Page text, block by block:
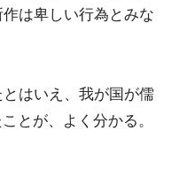
は卑しい行為とみな
はいえ、我が国が儒
とが、よく分かる。